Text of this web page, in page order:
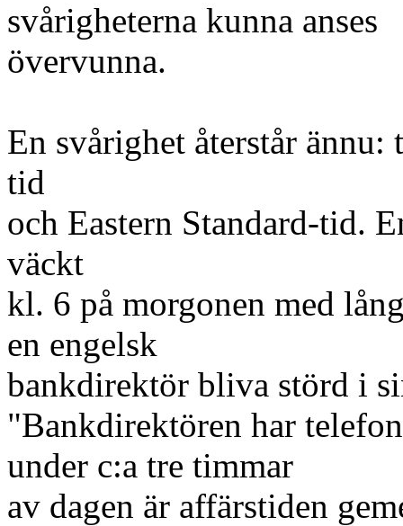
svårigheterna kunna anses
övervunna.
En svårighet återstår
tid
och Eastern Standard-tid.
väckt
kl. 6 på morgonen med
en engelsk
bankdirektör bliva störd i
"Bankdirektören har
under c:a tre timmar
av dagen är affärstiden